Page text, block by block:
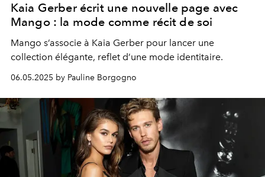
Kaia Gerber écrit une nouvelle page avec
Mango : la mode comme récit de soi
Mango s’associe à Kaia Gerber pour lancer une
collection élégante, reflet d’une mode identitaire.
06.05.2025 by Pauline Borgogno